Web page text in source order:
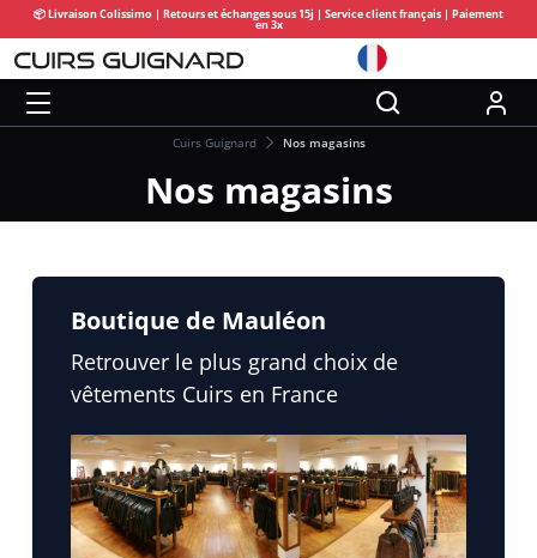
📦 Livraison Colissimo | Retours et échanges sous 15j | Service client français | Paiement
en 3x
Cuirs Guignard Nos magasins
Nos magasins
Boutique de Mauléon
Retrouver le plus grand choix de
vêtements Cuirs en France